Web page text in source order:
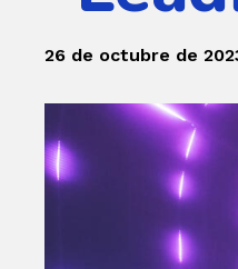
26 de octubre de